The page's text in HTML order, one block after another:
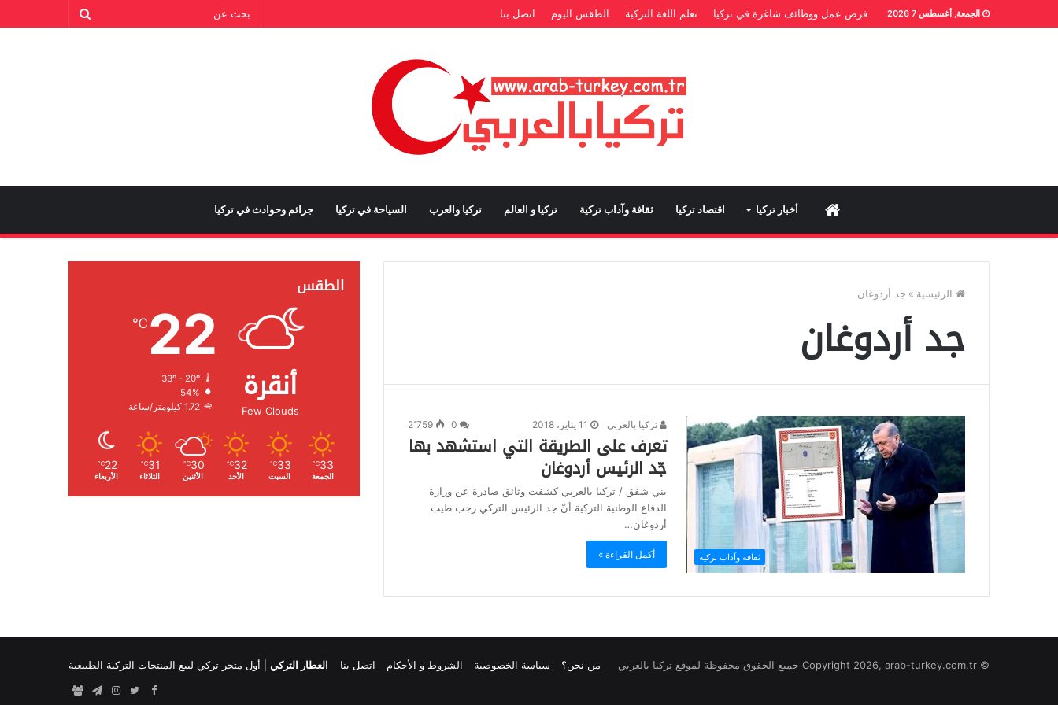
الجمعة, أغسطس 7 2026 فرص عمل ووظائف شاغرة في تركيا تعلم اللغة التركية الطقس اليوم اتصل بنا
Home أخبار تركيا اقتصاد تركيا ثقافة وآداب تركية تركيا و العالم تركيا والعرب السياحة في تركيا جرائم وحوادث في تركيا
الرئيسية » جد أردوغان
جد أردوغان
ثقافة وآداب تركية
تركيا بالعربي 11 يناير، 2018 2٬759
تعرف على الطريقة التي استشهد بها
جّد الرئيس أردوغان
يني شفق / تركيا بالعربي كشفت وثائق صادرة عن وزارة
الدفاع الوطنية التركية أنّ جد الرئيس التركي رجب طيب
أردوغان…
أكمل القراءة »
الطقس
أنقرة
Few Clouds
22
℃
33º - 20º
الرطوبة:
الرياح:1.72 كيلومتر/ساعة
33
℃
الجمعة
33
℃
السبت
32
℃
الأحد
30
℃
الأثنين
31
℃
الثلاثاء
22
℃
الأربعاء
© Copyright 2026, arab-turkey.com.tr جميع الحقوق محفوظة لموقع تركيا بالعربي العطار التركي أول متجر تركي لبيع المنتجات التركية الطبيعية من نحن؟ سياسة الخصوصية الشروط و الأحكام اتصل بنا